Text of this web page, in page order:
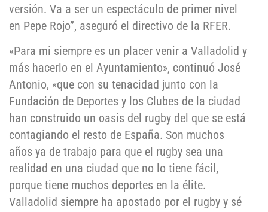
versión. Va a ser un espectáculo de primer nivel
en Pepe Rojo”, aseguró el directivo de la RFER.
«Para mi siempre es un placer venir a Valladolid y
más hacerlo en el Ayuntamiento», continuó José
Antonio, «que con su tenacidad junto con la
Fundación de Deportes y los Clubes de la ciudad
han construido un oasis del rugby del que se está
contagiando el resto de España. Son muchos
años ya de trabajo para que el rugby sea una
realidad en una ciudad que no lo tiene fácil,
porque tiene muchos deportes en la élite.
Valladolid siempre ha apostado por el rugby y sé